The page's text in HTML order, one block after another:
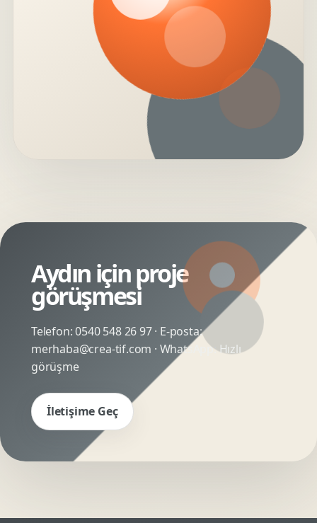
Aydın için proje
görüşmesi
Telefon:0540 548 26 97· E-posta:
merhaba@crea-tif.com · WhatsApp:Hızlı
görüşme
İletişime Geç